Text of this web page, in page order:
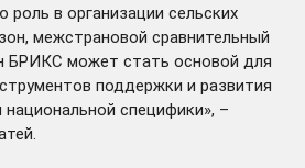
в организации сельских
межстрановой сравнительный
БРИКС может стать основой для
поддержки и развития
специфики», –